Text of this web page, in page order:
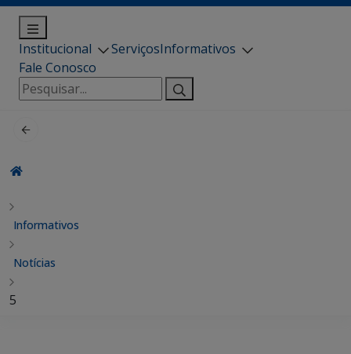
Institucional ServiçosInformativos
Fale Conosco
Pesquisar
por:
Informativos
Notícias
5